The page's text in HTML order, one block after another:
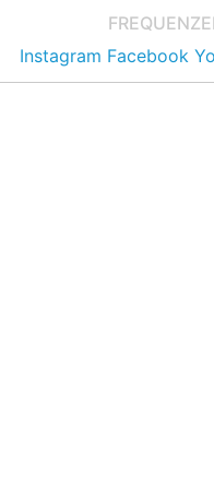
FREQUENZE
Instagram Facebook